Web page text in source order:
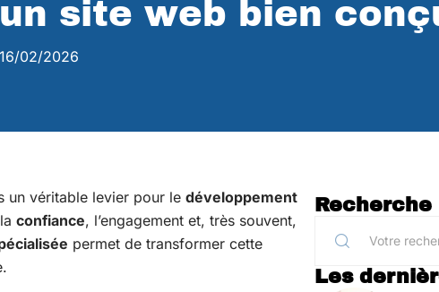
un site web bien
16/02/2026
un véritable levier pour le développement
confiance, l’engagement et, très souvent,
permet de transformer cette
Recherche
Les